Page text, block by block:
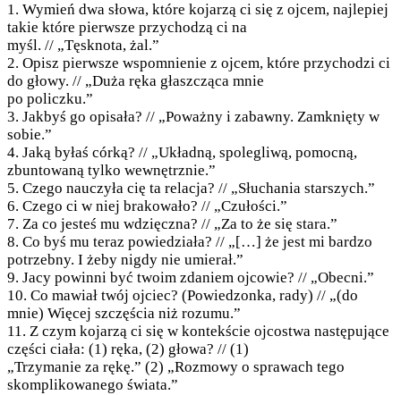
1. Wymień dwa słowa, które kojarzą ci się z ojcem, najlepiej
takie które pierwsze przychodzą ci na
myśl. // „Tęsknota, żal.”
2. Opisz pierwsze wspomnienie z ojcem, które przychodzi ci
do głowy. // „Duża ręka głaszcząca mnie
po policzku.”
3. Jakbyś go opisała? // „Poważny i zabawny. Zamknięty w
sobie.”
4. Jaką byłaś córką? // „Układną, spolegliwą, pomocną,
zbuntowaną tylko wewnętrznie.”
5. Czego nauczyła cię ta relacja? // „Słuchania starszych.”
6. Czego ci w niej brakowało? // „Czułości.”
7. Za co jesteś mu wdzięczna? // „Za to że się stara.”
8. Co byś mu teraz powiedziała? // „[…] że jest mi bardzo
potrzebny. I żeby nigdy nie umierał.”
9. Jacy powinni być twoim zdaniem ojcowie? // „Obecni.”
10. Co mawiał twój ojciec? (Powiedzonka, rady) // „(do
mnie) Więcej szczęścia niż rozumu.”
11. Z czym kojarzą ci się w kontekście ojcostwa następujące
części ciała: (1) ręka, (2) głowa? // (1)
„Trzymanie za rękę.” (2) „Rozmowy o sprawach tego
skomplikowanego świata.”